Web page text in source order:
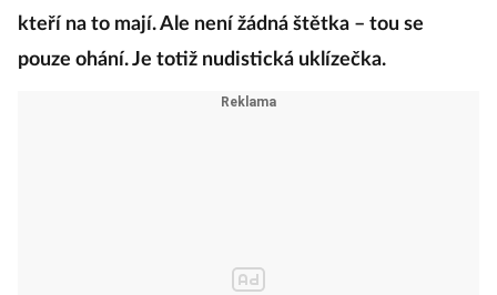
kteří na to mají. Ale není žádná štětka – tou se
pouze ohání. Je totiž nudistická uklízečka.